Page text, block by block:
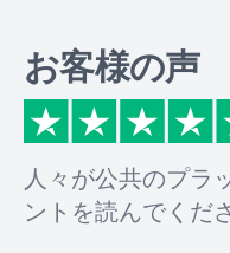
お客様の声
人々が公共のプラ
ントを読んでくだ